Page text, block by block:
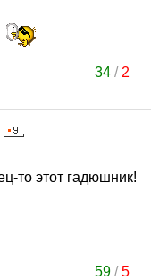
34 / 2
то этот гадюшник!
59 /5